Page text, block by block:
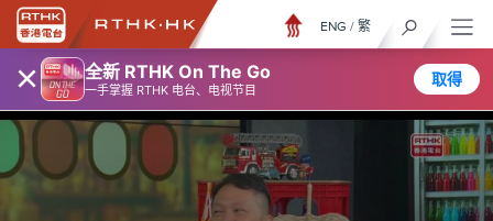
× 全新 RTHK On The Go
一手掌握 RTHK 电台、电视节目
取得
ENG / 繁